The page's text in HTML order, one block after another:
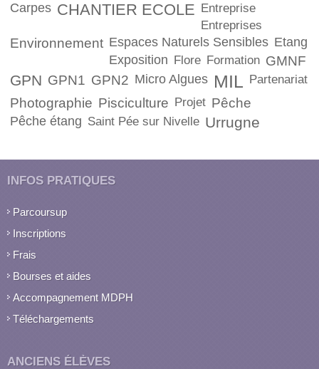
Carpes CHANTIER ECOLE
Entreprise
Entreprises
Environnement Espaces Naturels Sensibles Etang
Exposition
Flore Formation GMNF
GPN GPN1 GPN2 Micro Algues MIL Partenariat
Photographie Pisciculture Projet Pêche
Pêche étang Saint Pée sur Nivelle Urrugne
INFOS PRATIQUES
Parcoursup
Inscriptions
Frais
Bourses et aides
Accompagnement MDPH
Téléchargements
ANCIENS ÉLÈVES